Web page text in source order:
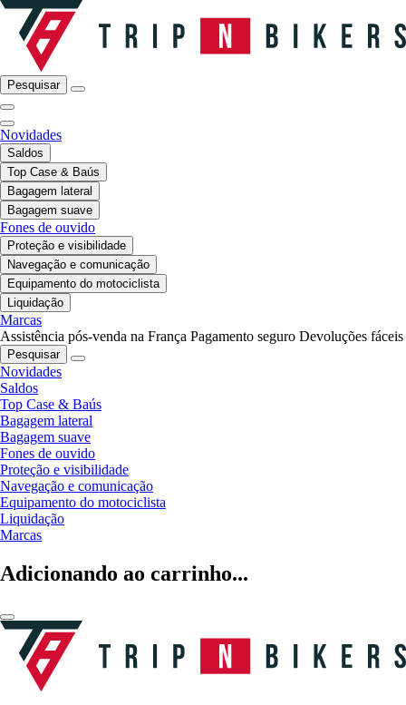
Pesquisar
Novidades
Saldos
Top Case & Baús
Bagagem lateral
Bagagem suave
Fones de ouvido
Proteção e visibilidade
Navegação e comunicação
Equipamento do motociclista
Liquidação
Marcas
Assistência pós-venda na França Pagamento seguro Devoluções fáceis
Pesquisar
Novidades
Saldos
Top Case & Baús
Bagagem lateral
Bagagem suave
Fones de ouvido
Proteção e visibilidade
Navegação e comunicação
Equipamento do motociclista
Liquidação
Marcas
Adicionando ao carrinho...